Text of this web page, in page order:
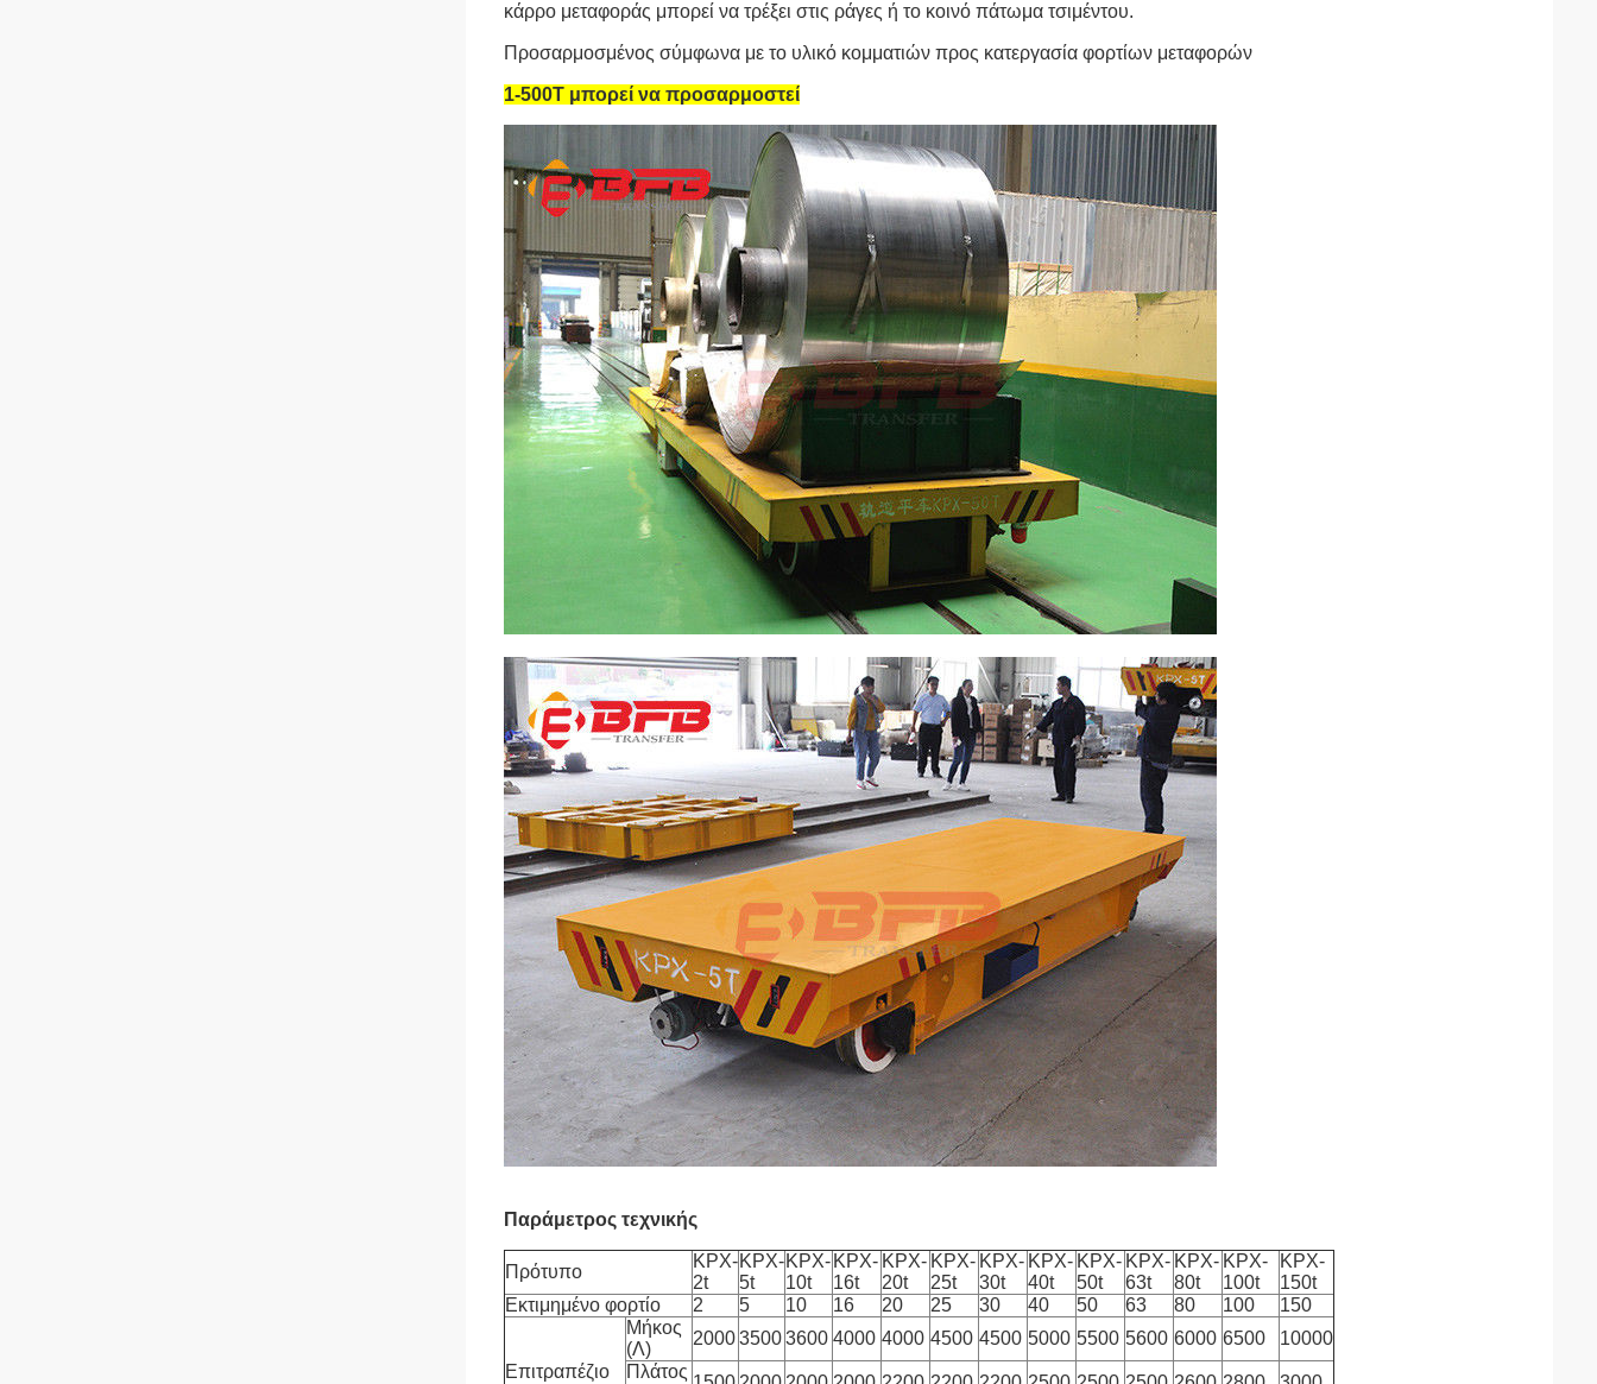
κάρρο μεταφοράς μπορεί να τρέξει στις ράγες ή το κοινό πάτωμα τσιμέντου.
Προσαρμοσμένος σύμφωνα με το υλικό κομματιών προς κατεργασία φορτίων μεταφορών
1-500T μπορεί να προσαρμοστεί
Παράμετρος τεχνικής
Πρότυπο
KPX-
2t
KPX-
5t
KPX-
10t
KPX-
16t
KPX-
20t
KPX-
25t
KPX-
30t
KPX-
40t
KPX-
50t
KPX-
63t
KPX-
80t
KPX-
100t
KPX-
150t
Εκτιμημένο φορτίο
2 5 10 16 20 25 30 40 50 63 80 100 150
Επιτραπέζιο
Μήκος
(Λ)
200035003600 4000 4000 4500 4500 5000 5500 5600 6000 6500
10000
Πλάτος